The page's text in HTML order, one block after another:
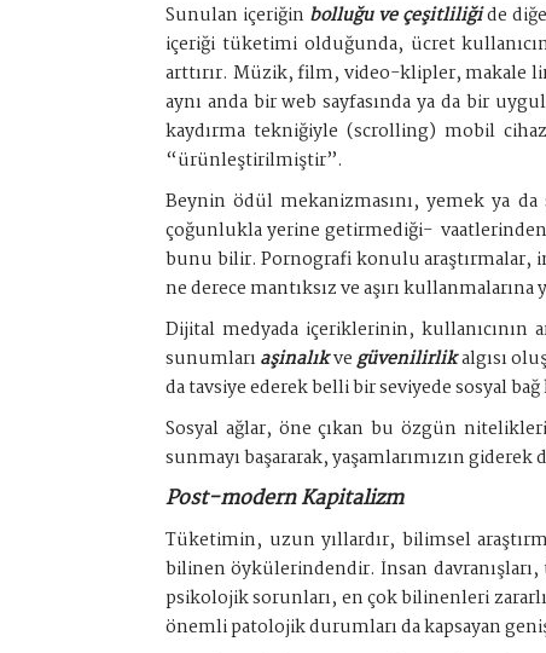
Sunulan içeriğin bolluğu ve çeşitliliğide
içeriği tüketimi olduğunda, ücret
arttırır. Müzik, film, video-klipler, makale
aynı anda bir web sayfasında ya da bir
kaydırma tekniğiyle (scrolling) mobil
“ürünleştirilmiştir”.
Beynin ödül mekanizmasını, yemek ya
çoğunlukla yerine getirmediği-
bunu bilir. Pornografi konulu araştırmalar,
ne derece mantıksız ve aşırı kullanmalarına
Dijital medyada içeriklerinin, kullanıcının
sunumları aşinalıkvegüvenilirlikalgısı
da tavsiye ederek belli bir seviyede sosyal
Sosyal ağlar, öne çıkan bu özgün
sunmayı başararak, yaşamlarımızın
Post-modern Kapitalizm
Tüketimin, uzun yıllardır, bilimsel
bilinen öykülerindendir. İnsan
psikolojik sorunları, en çok bilinenleri zararlı
önemli patolojik durumları da kapsayan